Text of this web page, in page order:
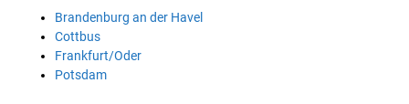
Brandenburg an der Havel
Cottbus
Frankfurt/Oder
Potsdam